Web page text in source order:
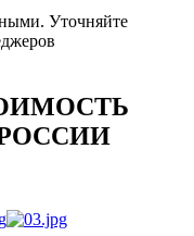
Уточняйте